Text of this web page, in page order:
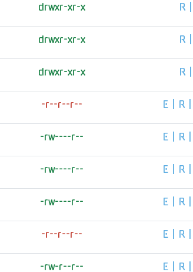
drwxr-xr-x R
drwxr-xr-x R
drwxr-xr-x R
-r--r--r-- E R
-rw----r-- E R
-rw----r-- E R
-rw----r-- E R
-r--r--r-- E R
-rw-r--r-- E R